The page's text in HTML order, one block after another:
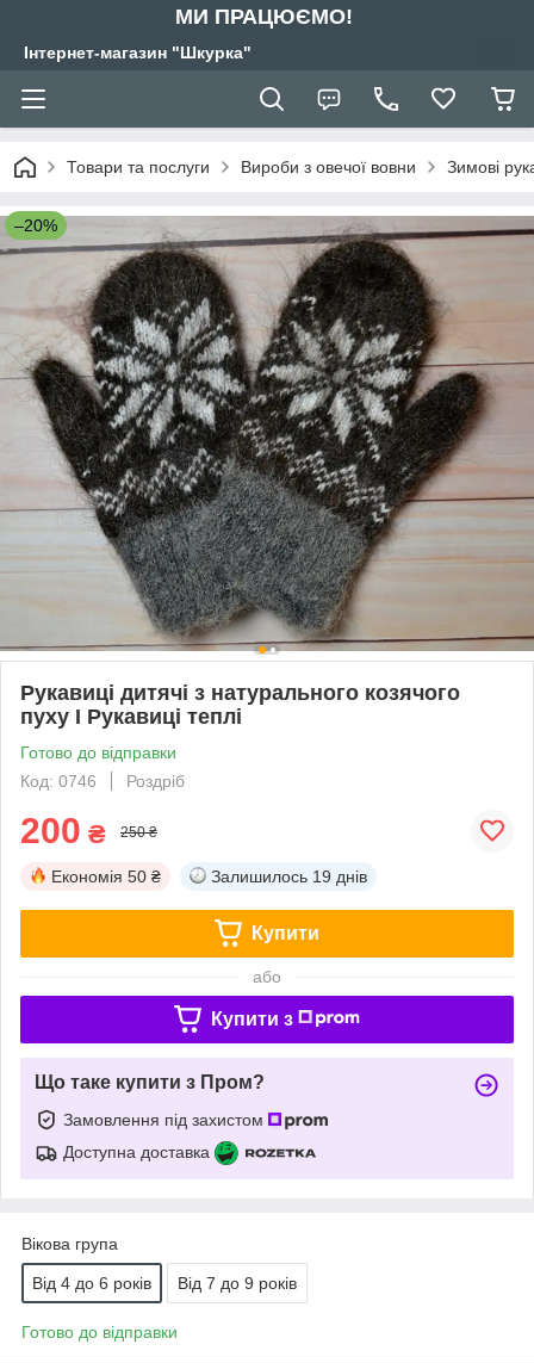
МИ ПРАЦЮЄМО!
Інтернет-магазин "Шкурка"
Товари та послуги Вироби з овечої вовни Зимові
–20%
Рукавиці дитячі з натурального козячого
пуху I Рукавиці теплі
Готово до відправки
Код: 0746
Роздріб
200 ₴ 250 ₴
Економія 50 ₴ Залишилось 19 днів
Купити
або
Купити з
Що таке купити з Пром?
Замовлення під захистом
Доступна доставка
Вікова група
Від 4 до 6 років Від 7 до 9 років
Готово до відправки